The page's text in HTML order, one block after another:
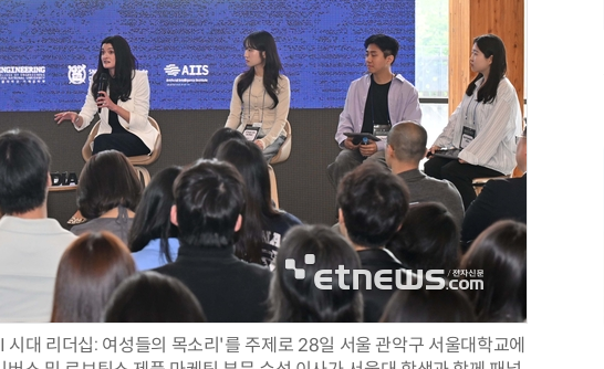
대 리더십: 여성들의 목소리'를 주제로 28일 서울 관악구 서울대학교에
반려견 유골을 우주에 뿌렸다…GPS 추적기로 회수까지 성공